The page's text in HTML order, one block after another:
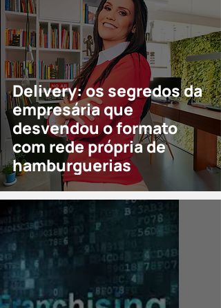
Delivery: os segredos da
empresária que
desvendou o formato
com rede própria de
hamburguerias